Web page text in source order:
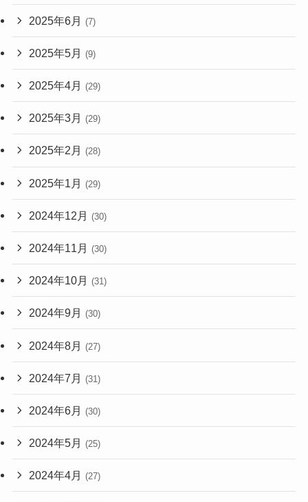
2025年6月 (7)
2025年5月 (9)
2025年4月 (29)
2025年3月 (29)
2025年2月 (28)
2025年1月 (29)
2024年12月 (30)
2024年11月 (30)
2024年10月 (31)
2024年9月 (30)
2024年8月 (27)
2024年7月 (31)
2024年6月 (30)
2024年5月 (25)
2024年4月 (27)